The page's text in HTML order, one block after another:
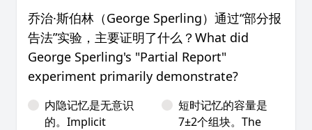
乔治·斯伯林（George Sperling）通过“部分报
告法”实验，主要证明了什么？What did
George Sperling's "Partial Report"
experiment primarily demonstrate?
内隐记忆是无意识
的。Implicit
短时记忆的容量是
7±2个组块。The